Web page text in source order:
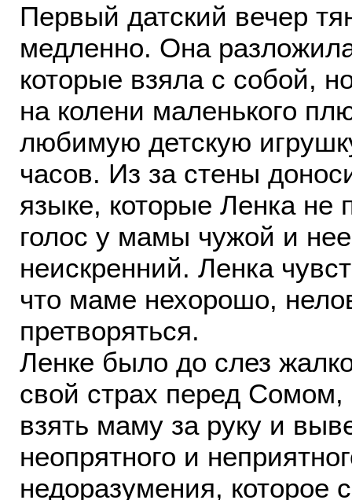
Первый датский вечер
медленно. Она
которые взяла с собой,
на колени маленького
любимую детскую
часов. Из за стены
языке, которые Ленка
голос у мамы чужой и
неискренний. Ленка
что маме нехорошо,
претворяться.
Ленке было до слез
свой страх перед
взять маму за руку и
неопрятного и
недоразумения, которое